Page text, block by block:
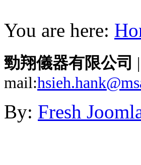
You are here:
勁翔儀器有限公司
mail:
By: Fresh